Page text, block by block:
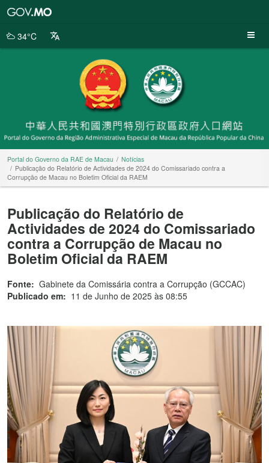
da
34°C
Portal do Governo da RAE de Macau
Notícias
Publicação do Relatório de Actividades de 2024 do Comissariado contra a
Corrupção de Macau no Boletim Oficial da RAEM
Publicação do Relatório de
Actividades de 2024 do Comissariado
contra a Corrupção de Macau no
Boletim Oficial da RAEM
Fonte: Gabinete da Comissária contra a Corrupção (GCCAC)
Publicado em: 11 de Junho de 2025 às 08:55